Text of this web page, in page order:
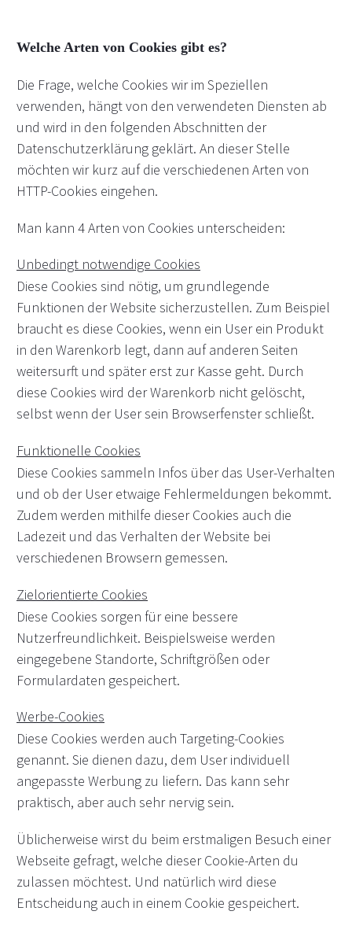
Welche Arten von Cookies gibt es?
Die Frage, welche Cookies wir im Speziellen
verwenden, hängt von den verwendeten Diensten ab
und wird in den folgenden Abschnitten der
Datenschutzerklärung geklärt. An dieser Stelle
möchten wir kurz auf die verschiedenen Arten von
HTTP-Cookies eingehen.
Man kann 4 Arten von Cookies unterscheiden:
Unbedingt notwendige Cookies
Diese Cookies sind nötig, um grundlegende
Funktionen der Website sicherzustellen. Zum Beispiel
braucht es diese Cookies, wenn ein User ein Produkt
in den Warenkorb legt, dann auf anderen Seiten
weitersurft und später erst zur Kasse geht. Durch
diese Cookies wird der Warenkorb nicht gelöscht,
selbst wenn der User sein Browserfenster schließt.
Funktionelle Cookies
Diese Cookies sammeln Infos über das User-Verhalten
und ob der User etwaige Fehlermeldungen bekommt.
Zudem werden mithilfe dieser Cookies auch die
Ladezeit und das Verhalten der Website bei
verschiedenen Browsern gemessen.
Zielorientierte Cookies
Diese Cookies sorgen für eine bessere
Nutzerfreundlichkeit. Beispielsweise werden
eingegebene Standorte, Schriftgrößen oder
Formulardaten gespeichert.
Werbe-Cookies
Diese Cookies werden auch Targeting-Cookies
genannt. Sie dienen dazu, dem User individuell
angepasste Werbung zu liefern. Das kann sehr
praktisch, aber auch sehr nervig sein.
Üblicherweise wirst du beim erstmaligen Besuch einer
Webseite gefragt, welche dieser Cookie-Arten du
zulassen möchtest. Und natürlich wird diese
Entscheidung auch in einem Cookie gespeichert.